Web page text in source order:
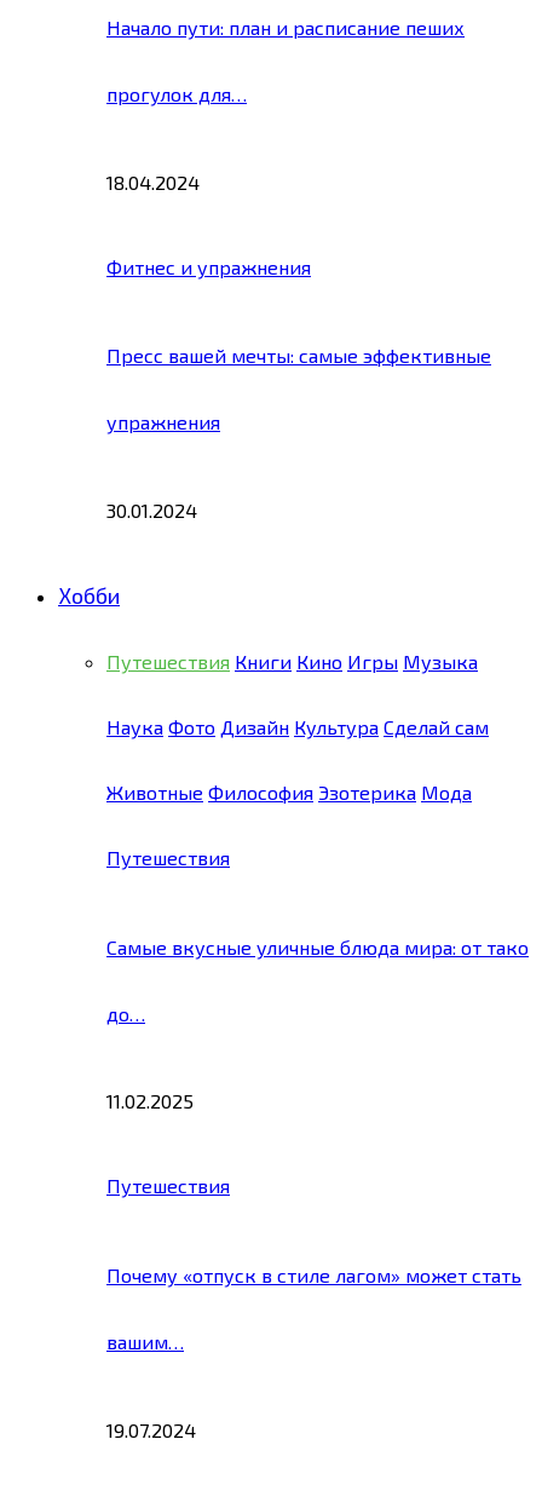
Начало пути: план и расписание пеших
прогулок для…
18.04.2024
Фитнес и упражнения
Пресс вашей мечты: самые эффективные
упражнения
30.01.2024
Хобби
Путешествия Книги Кино Игры Музыка
Наука Фото Дизайн Культура Сделай сам
Животные Философия Эзотерика Мода
Путешествия
Самые вкусные уличные блюда мира: от тако
до…
11.02.2025
Путешествия
Почему «отпуск в стиле лагом» может стать
вашим…
19.07.2024